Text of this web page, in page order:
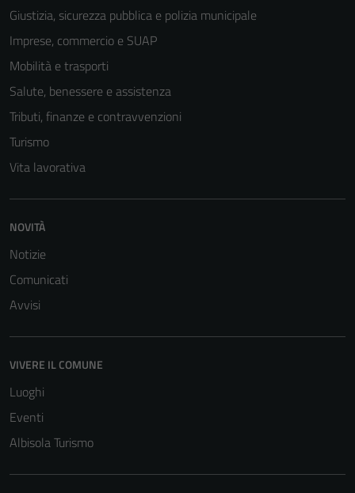
Giustizia, sicurezza pubblica e polizia municipale
Imprese, commercio e SUAP
Mobilità e trasporti
Salute, benessere e assistenza
Tributi, finanze e contravvenzioni
Turismo
Vita lavorativa
NOVITÀ
Notizie
Comunicati
Avvisi
VIVERE IL COMUNE
Luoghi
Eventi
Albisola Turismo